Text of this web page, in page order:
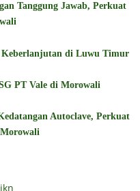
Tanggung Jawab, Perkuat
Keberlanjutan di Luwu Timur
PT Vale di Morowali
Autoclave, Perkuat